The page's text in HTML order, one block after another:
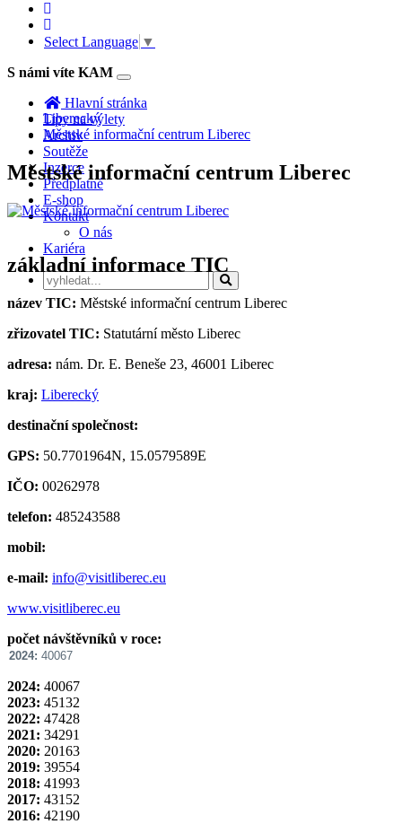
Select Language ▼
S námi víte KAM
Toggle
navigation
Hlavní stránka
Tipy na výlety
Archiv
Soutěže
Inzerce
Předplatné
E-shop
Kontakt
O nás
Kariéra
Liberecký
Městské informační centrum Liberec
Městské informační centrum Liberec
základní informace TIC
název TIC: Městské informační centrum Liberec
zřizovatel TIC: Statutární město Liberec
adresa: nám. Dr. E. Beneše 23, 46001 Liberec
kraj: Liberecký
destinační společnost:
GPS: 50.7701964N, 15.0579589E
IČO: 00262978
telefon: 485243588
mobil:
e-mail: info@visitliberec.eu
www.visitliberec.eu
počet návštěvníků v roce:
2024: 40067
2024: 40067
2023: 45132
2022: 47428
2021: 34291
2020: 20163
2019: 39554
2018: 41993
2017: 43152
2016: 42190